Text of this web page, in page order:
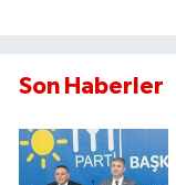
Son Haberler